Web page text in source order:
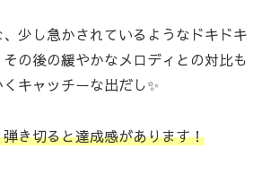
少し急かされているようなドキドキ
の後の緩やかなメロディとの対比も
キャッチーな出だし✨
き切ると達成感があります！